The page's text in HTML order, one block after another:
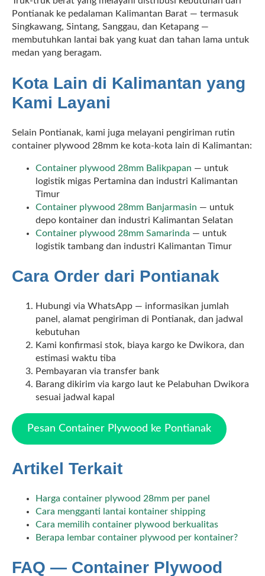
Pontianak ke pedalaman Kalimantan Barat — termasuk
Singkawang, Sintang, Sanggau, dan Ketapang —
membutuhkan lantai bak yang kuat dan tahan lama untuk
medan yang beragam.
Kota Lain di Kalimantan yang
Kami Layani
Selain Pontianak, kami juga melayani pengiriman rutin
container plywood 28mm ke kota-kota lain di Kalimantan:
Container plywood 28mm Balikpapan — untuk
logistik migas Pertamina dan industri Kalimantan
Timur
Container plywood 28mm Banjarmasin — untuk
depo kontainer dan industri Kalimantan Selatan
Container plywood 28mm Samarinda — untuk
logistik tambang dan industri Kalimantan Timur
Cara Order dari Pontianak
Hubungi via WhatsApp — informasikan jumlah
panel, alamat pengiriman di Pontianak, dan jadwal
kebutuhan
Kami konfirmasi stok, biaya kargo ke Dwikora, dan
estimasi waktu tiba
Pembayaran via transfer bank
Barang dikirim via kargo laut ke Pelabuhan Dwikora
sesuai jadwal kapal
Pesan Container Plywood ke Pontianak
Artikel Terkait
Harga container plywood 28mm per panel
Cara mengganti lantai kontainer shipping
Cara memilih container plywood berkualitas
Berapa lembar container plywood per kontainer?
FAQ — Container Plywood